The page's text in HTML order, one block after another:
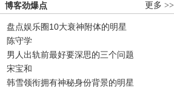
更多 >>
博客劲爆点
盘点娱乐圈10大衰神附体的明星
陈守学
男人出轨前最好要深思的三个问题
宋宝和
韩雪领衔拥有神秘身份背景的明星